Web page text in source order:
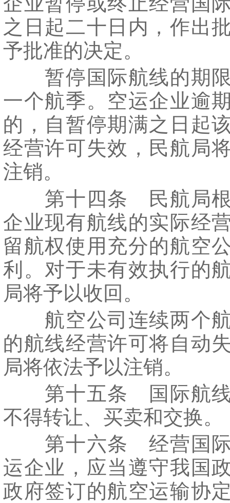
之日起二十日内，作出
予批准的决定。
暂停国际航线的期限
一个航季。空运企业逾
的，自暂停期满之日起
经营许可失效，民航局
注销。
第十四条 民航局根
企业现有航线的实际经
留航权使用充分的航空
利。对于未有效执行的
局将予以收回。
航空公司连续两个航
的航线经营许可将自动
局将依法予以注销。
第十五条 国际航线
不得转让、买卖和交换。
第十六条 经营国际
运企业，应当遵守我国
政府签订的航空运输协